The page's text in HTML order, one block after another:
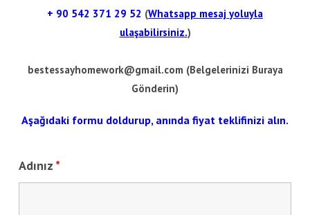
+ 90 542 371 29 52 (Whatsapp mesaj yoluyla
ulaşabilirsiniz.)
bestessayhomework@gmail.com (Belgelerinizi Buraya
Gönderin)
Aşağıdaki formu doldurup, anında fiyat teklifinizi alın.
Adınız *